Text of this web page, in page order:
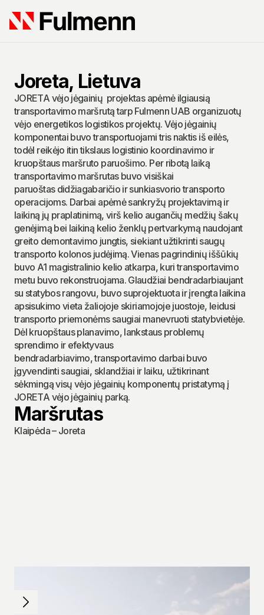
Joreta, Lietuva
JORETA vėjo jėgainių  projektas apėmė ilgiausią
transportavimo maršrutą tarp Fulmenn UAB organizuotų
vėjo energetikos logistikos projektų. Vėjo jėgainių
komponentai buvo transportuojami tris naktis iš eilės,
todėl reikėjo itin tikslaus logistinio koordinavimo ir
kruopštaus maršruto paruošimo. Per ribotą laiką
transportavimo maršrutas buvo visiškai
paruoštas didžiagabaričio ir sunkiasvorio transporto
operacijoms. Darbai apėmė sankryžų projektavimą ir
laikiną jų praplatinimą, virš kelio augančių medžių šakų
genėjimą bei laikiną kelio ženklų pertvarkymą naudojant
greito demontavimo jungtis, siekiant užtikrinti saugų
transporto kolonos judėjimą. Vienas pagrindinių iššūkių
buvo A1 magistralinio kelio atkarpa, kuri transportavimo
metu buvo rekonstruojama. Glaudžiai bendradarbiaujant
su statybos rangovu, buvo suprojektuota ir įrengta laikina
apsisukimo vieta žaliojoje skiriamojoje juostoje, leidusi
transporto priemonėms saugiai manevruoti statybvietėje.
Dėl kruopštaus planavimo, lankstaus problemų
sprendimo ir efektyvaus
bendradarbiavimo, transportavimo darbai buvo
įgyvendinti saugiai, sklandžiai ir laiku, užtikrinant
sėkmingą visų vėjo jėgainių komponentų pristatymą į
JORETA vėjo jėgainių parką.
Maršrutas
Klaipėda – Joreta